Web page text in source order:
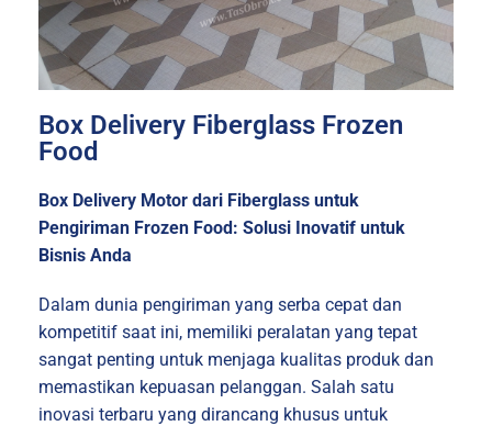
Box Delivery Fiberglass Frozen
Food
Box Delivery Motor dari Fiberglass untuk
Pengiriman Frozen Food: Solusi Inovatif untuk
Bisnis Anda
Dalam dunia pengiriman yang serba cepat dan
kompetitif saat ini, memiliki peralatan yang tepat
sangat penting untuk menjaga kualitas produk dan
memastikan kepuasan pelanggan. Salah satu
inovasi terbaru yang dirancang khusus untuk